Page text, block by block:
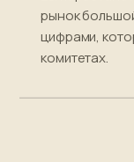
рынок
цифрами,
комитетах.